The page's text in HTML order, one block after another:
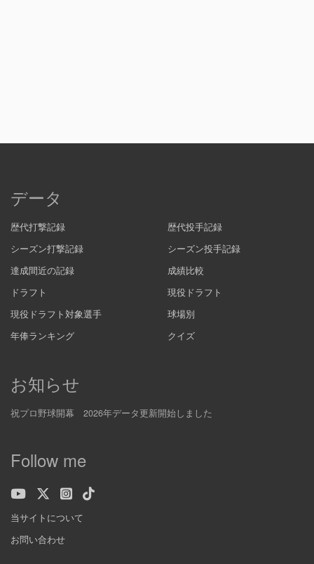
データ
歴代打撃記録
歴代投手記録
シーズン打撃記録
シーズン投手記録
達成間近の記録
成績比較
ドラフト
現役ドラフト
現役ドラフト対象選手
球場別
年俸ランキング
クイズ
お知らせ
祝プロ野球開幕 2026年データ更新開始しました
Follow me
当サイトについて
お問い合わせ